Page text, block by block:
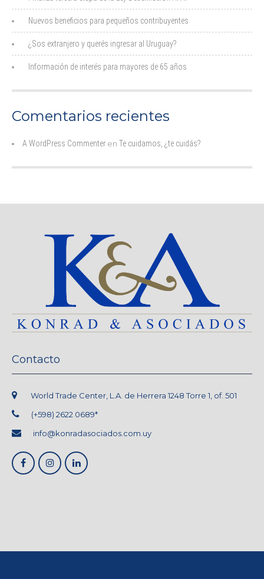
Nuevos beneficios para pequeños contribuyentes
¿Sos extranjero y querés ingresar al Uruguay?
Información de interés para mayores de 65 años
Comentarios recientes
A WordPress Commenter en Te cuidamos, ¿te cuidás?
Contacto
World Trade Center, L.A. de Herrera 1248 Torre 1, of. 501
(+598) 2622 0689*
info@konradasociados.com.uy